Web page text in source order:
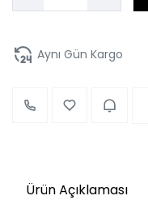
Aynı Gün Kargo
Ürün Açıklaması